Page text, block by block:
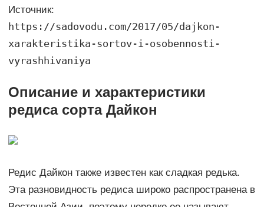
Источник:
https://sadovodu.com/2017/05/dajkon-
xarakteristika-sortov-i-osobennosti-
vyrashhivaniya
Описание и характеристики
редиса сорта Дайкон
Редис Дайкон также известен как сладкая редька.
Эта разновидность редиса широко распространена в